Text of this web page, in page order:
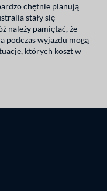
chętnie planują
stały się
należy pamiętać, że
podczas wyjazdu mogą
których koszt w